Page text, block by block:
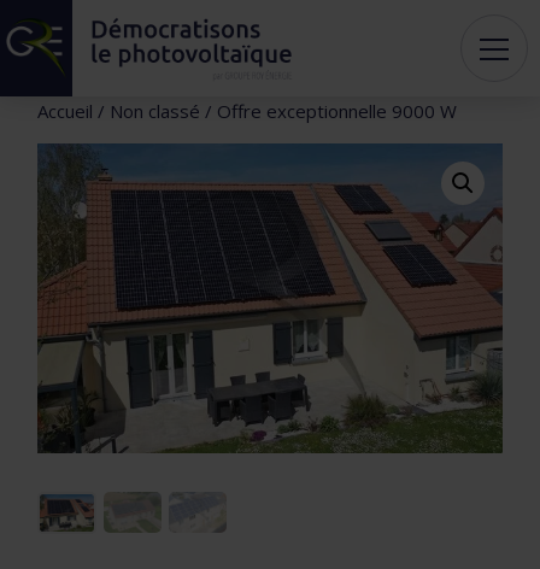
Accueil / Non classé / Offre exceptionnelle 9000 W